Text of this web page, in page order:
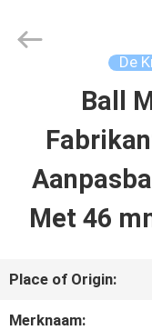
PRODUCTEN
ONGEVEER
ONS
Tianchuang
Powder
De
Ball
Met 46
Place of Origin:
Merknaam: